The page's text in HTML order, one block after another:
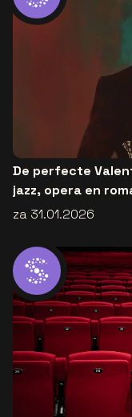
De perfecte
jazz, opera en
za 31.01.2026